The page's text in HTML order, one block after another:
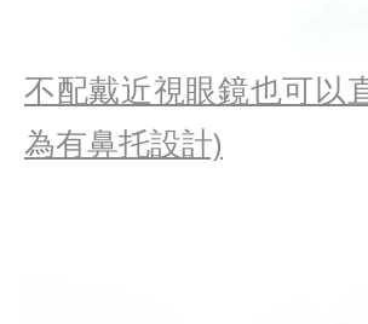
不配戴近視眼鏡也可以
為有鼻托設計)